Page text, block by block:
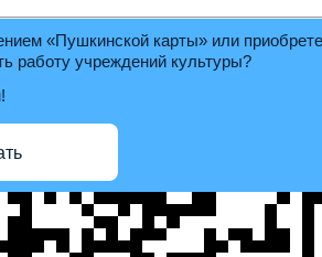
«Пушкинской карты» или
работу учреждений культуры?